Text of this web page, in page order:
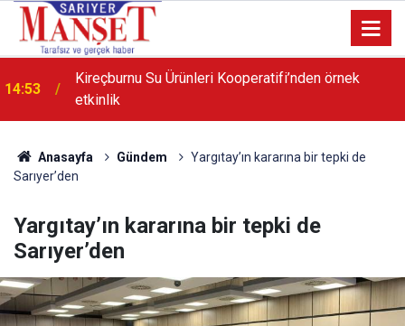
21:55 Poligon Muhtarı Karip’ten dönüşüm açıklaması
Anasayfa Gündem
Yargıtay’ın kararına bir tepki de
Sarıyer’den
Yargıtay’ın kararına bir tepki de
Sarıyer’den